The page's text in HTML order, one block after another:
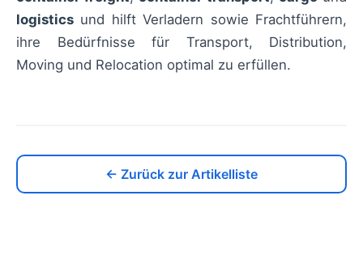
logistics und hilft Verladern sowie Frachtführern,
ihre Bedürfnisse für Transport, Distribution,
Moving und Relocation optimal zu erfüllen.
← Zurück zur Artikelliste